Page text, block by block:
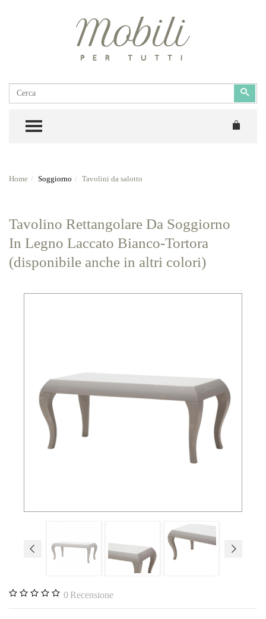
Cerca
TOGGLE MENU
Home Soggiorno Tavolini da salotto
Tavolino Rettangolare Da Soggiorno
In Legno Laccato Bianco-Tortora
(disponibile anche in altri colori)
0 Recensione